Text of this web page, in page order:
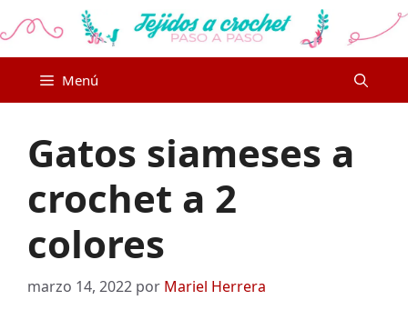
al
Menú
Gatos siameses a
crochet a 2
colores
marzo 14, 2022 por Mariel Herrera